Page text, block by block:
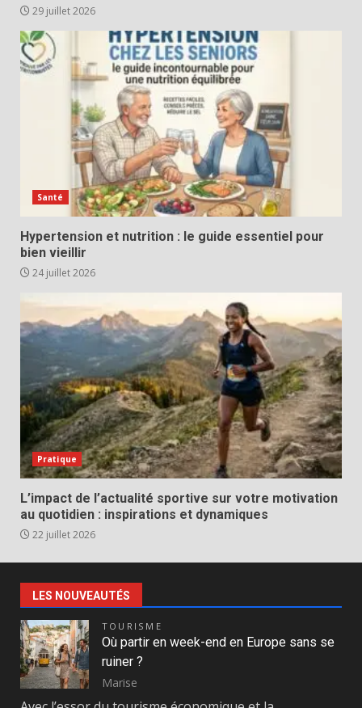
29 juillet 2026
Santé
Hypertension et nutrition : le guide essentiel pour
bien vieillir
24 juillet 2026
Pratique
L’impact de l’actualité sportive sur votre motivation
au quotidien : inspirations et dynamiques
22 juillet 2026
LES NOUVEAUTÉS
TOURISME
Où partir en week-end en Europe sans se
ruiner ?
Marise